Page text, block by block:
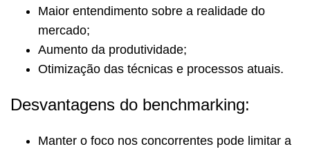
Maior entendimento sobre a realidade do
mercado;
Aumento da produtividade;
Otimização das técnicas e processos atuais.
Desvantagens do benchmarking:
Manter o foco nos concorrentes pode limitar a